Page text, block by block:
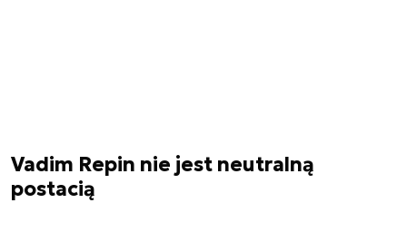
Vadim Repin nie jest neutralną
postacią